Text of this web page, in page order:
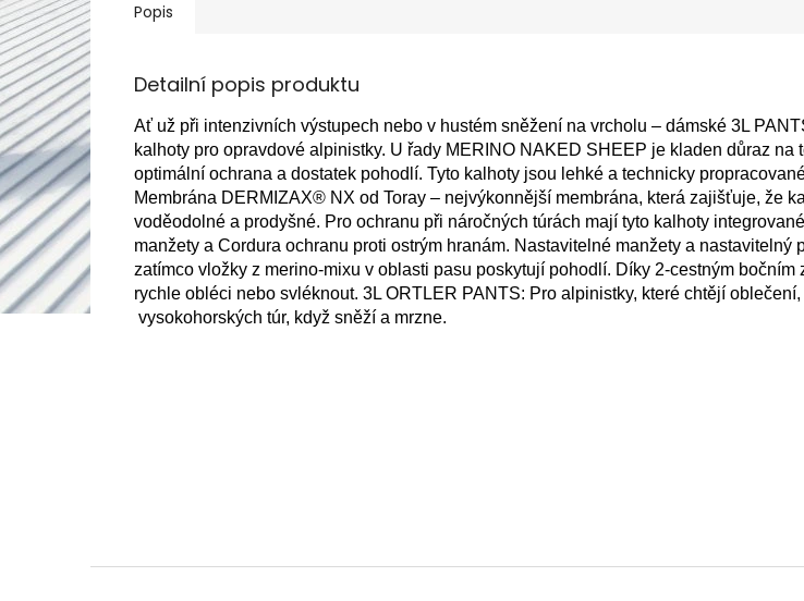
Popis
Detailní popis produktu
Ať už při intenzivních výstupech nebo v hustém sněžení na vrcholu – dámské 3L
kalhoty pro opravdové alpinistky. U řady MERINO NAKED SHEEP je kladen důraz na
optimální ochrana a dostatek pohodlí. Tyto kalhoty jsou lehké a technicky
Membrána DERMIZAX® NX od Toray – nejvýkonnější membrána, která zajišťuje, že
voděodolné a prodyšné. Pro ochranu při náročných túrách mají tyto kalhoty
manžety a Cordura ochranu proti ostrým hranám. Nastavitelné manžety a nastavitelný
zatímco vložky z merino-mixu v oblasti pasu poskytují pohodlí. Díky 2-cestným bočním
rychle obléci nebo svléknout. 3L ORTLER PANTS: Pro alpinistky, které chtějí
vysokohorských túr, když sněží a mrzne.